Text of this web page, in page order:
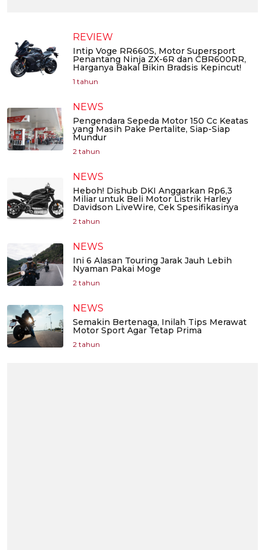
REVIEW
Intip Voge RR660S, Motor Supersport
Penantang Ninja ZX-6R dan CBR600RR,
Harganya Bakal Bikin Bradsis Kepincut!
1 tahun
NEWS
Pengendara Sepeda Motor 150 Cc Keatas
yang Masih Pake Pertalite, Siap-Siap
Mundur
2 tahun
NEWS
Heboh! Dishub DKI Anggarkan Rp6,3
Miliar untuk Beli Motor Listrik Harley
Davidson LiveWire, Cek Spesifikasinya
2 tahun
NEWS
Ini 6 Alasan Touring Jarak Jauh Lebih
Nyaman Pakai Moge
2 tahun
NEWS
Semakin Bertenaga, Inilah Tips Merawat
Motor Sport Agar Tetap Prima
2 tahun